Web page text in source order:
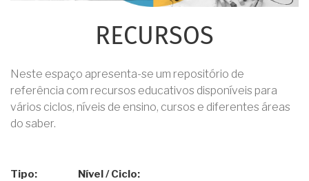
RECURSOS
Neste espaço apresenta-se um repositório de
referência com recursos educativos disponíveis para
vários ciclos, níveis de ensino, cursos e diferentes áreas
do saber.
Tipo: Nível / Ciclo: